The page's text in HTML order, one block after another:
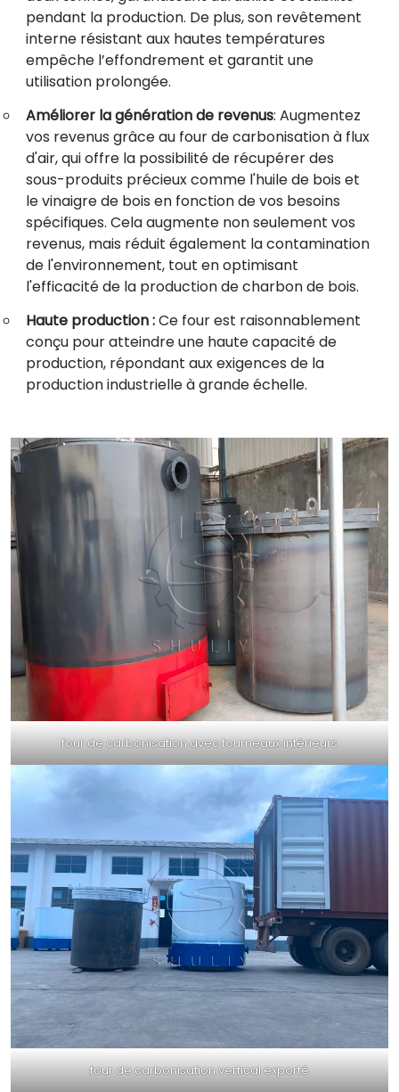
pendant la production. De plus, son revêtement
interne résistant aux hautes températures
empêche l’effondrement et garantit une
utilisation prolongée.
Améliorer la génération de revenus: Augmentez
vos revenus grâce au four de carbonisation à flux
d'air, qui offre la possibilité de récupérer des
sous-produits précieux comme l'huile de bois et
le vinaigre de bois en fonction de vos besoins
spécifiques. Cela augmente non seulement vos
revenus, mais réduit également la contamination
de l'environnement, tout en optimisant
l'efficacité de la production de charbon de bois.
Haute production :Ce four est raisonnablement
conçu pour atteindre une haute capacité de
production, répondant aux exigences de la
production industrielle à grande échelle.
four de carbonisation avec fourneaux intérieurs
four de carbonisation vertical exporté